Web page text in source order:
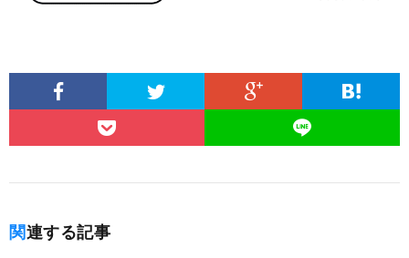
関連する記事